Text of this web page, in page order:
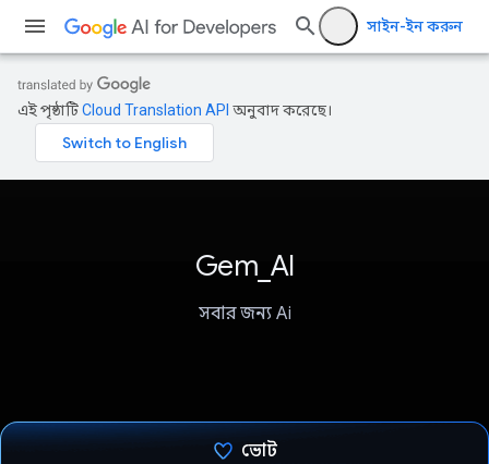
সাইন-ইন করুন
এই পৃষ্ঠাটিCloud Translation API অনুবাদ করেছে।
Gem_AI
সবার জন্য Ai
ভোট